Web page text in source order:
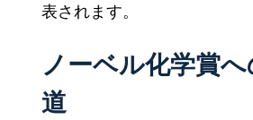
表されます。
ノーベル化学賞
道